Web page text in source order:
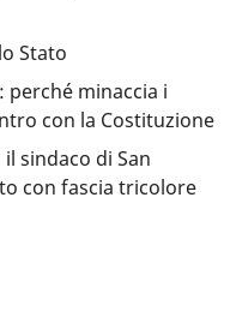
Stato
perché minaccia i
con la Costituzione
sindaco di San
con fascia tricolore